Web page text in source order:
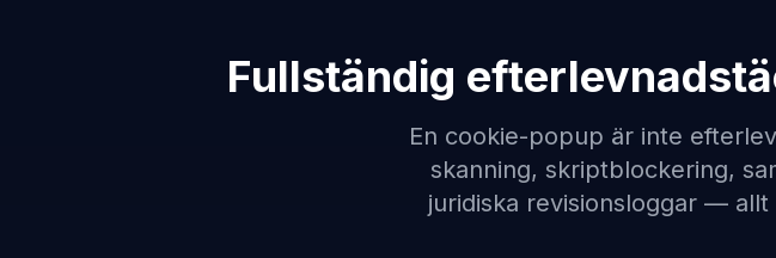
Fullständig
En cookie-popup är inte
skanning, skriptblockering,
juridiska revisionsloggar —